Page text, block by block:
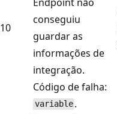
10
conseguiu
guardar as
informações de
integração.
Código de falha:
variable .